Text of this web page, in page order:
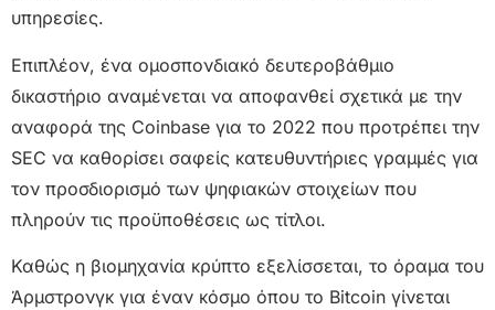
υπηρεσίες.
Επιπλέον, ένα ομοσπονδιακό δευτεροβάθμιο
δικαστήριο αναμένεται να αποφανθεί σχετικά με την
αναφορά της Coinbase για το 2022 που προτρέπει την
SEC να καθορίσει σαφείς κατευθυντήριες γραμμές για
τον προσδιορισμό των ψηφιακών στοιχείων που
πληρούν τις προϋποθέσεις ως τίτλοι.
Καθώς η βιομηχανία κρύπτο εξελίσσεται, το όραμα του
Άρμστρονγκ για έναν κόσμο όπου το Bitcoin γίνεται